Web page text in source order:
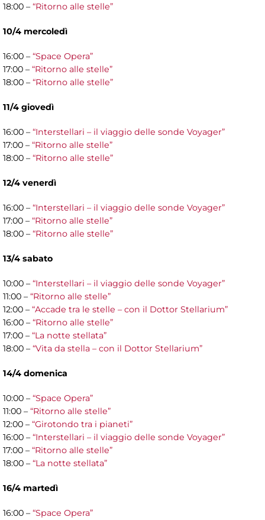
18:00 – “Ritorno alle stelle”
10/4 mercoledì
16:00 – “Space Opera”
17:00 – “Ritorno alle stelle”
18:00 – “Ritorno alle stelle”
11/4 giovedì
16:00 – “Interstellari – il viaggio delle sonde Voyager”
17:00 – “Ritorno alle stelle”
18:00 – “Ritorno alle stelle”
12/4 venerdì
16:00 – “Interstellari – il viaggio delle sonde Voyager”
17:00 – “Ritorno alle stelle”
18:00 – “Ritorno alle stelle”
13/4 sabato
10:00 – “Interstellari – il viaggio delle sonde Voyager”
11:00 – “Ritorno alle stelle”
12:00 – “Accade tra le stelle – con il Dottor Stellarium”
16:00 – “Ritorno alle stelle”
17:00 – “La notte stellata”
18:00 – “Vita da stella – con il Dottor Stellarium”
14/4 domenica
10:00 – “Space Opera”
11:00 – “Ritorno alle stelle”
12:00 – “Girotondo tra i pianeti”
16:00 – “Interstellari – il viaggio delle sonde Voyager”
17:00 – “Ritorno alle stelle”
18:00 – “La notte stellata”
16/4 martedì
16:00 – “Space Opera”